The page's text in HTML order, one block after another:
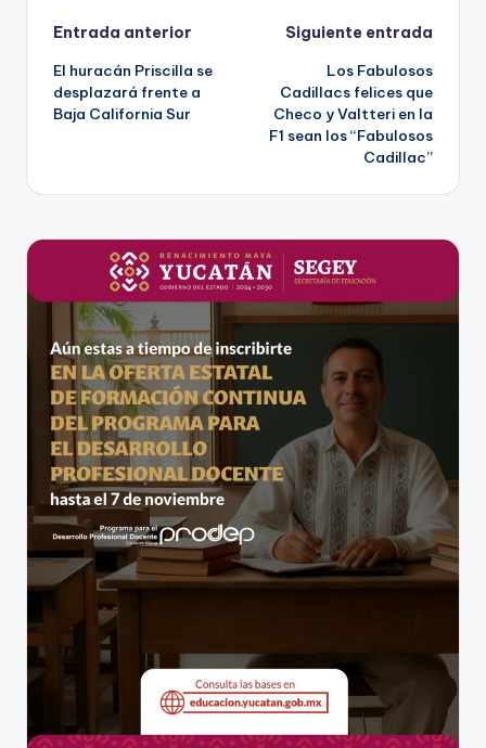
Navegación
de
entradas
Entrada anterior
El huracán Priscilla se
desplazará frente a
Baja California Sur
Siguiente entrada
Los Fabulosos
Cadillacs felices que
Checo y Valtteri en la
F1 sean los “Fabulosos
Cadillac”